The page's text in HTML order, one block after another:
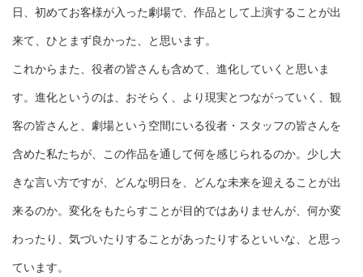
日、初めてお客様が入った劇場で、作品として上演することが出
来て、ひとまず良かった、と思います。
これからまた、役者の皆さんも含めて、進化していくと思いま
す。進化というのは、おそらく、より現実とつながっていく、観
客の皆さんと、劇場という空間にいる役者・スタッフの皆さんを
含めた私たちが、この作品を通して何を感じられるのか。 少し大
きな言い方ですが、どんな明日を、どんな未来を迎えることが出
来るのか。変化をもたらすことが目的ではありませんが、何か変
わったり 、気づいたりするこ とがあったりするといいな、と思っ
ています。